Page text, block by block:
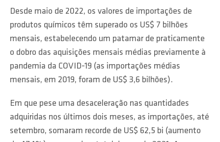
Desde maio de 2022, os valores de importações de
produtos químicos têm superado os US$ 7 bilhões
mensais, estabelecendo um patamar de praticamente
o dobro das aquisições mensais médias previamente à
pandemia da COVID-19 (as importações médias
mensais, em 2019, foram de US$ 3,6 bilhões).
Em que pese uma desaceleração nas quantidades
adquiridas nos últimos dois meses, as importações, até
setembro, somaram recorde de US$ 62,5 bi (aumento